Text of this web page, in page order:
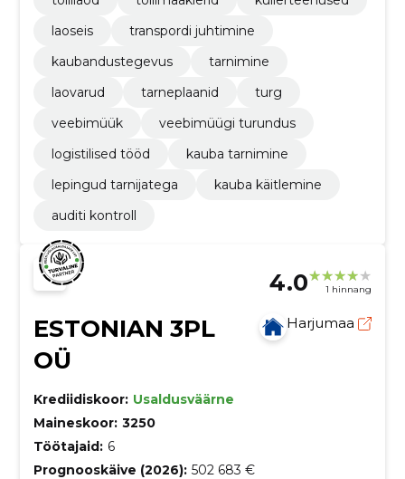
laoseis
transpordi juhtimine
kaubandustegevus
tarnimine
laovarud
tarneplaanid
turg
veebimüük
veebimüügi turundus
logistilised tööd
kauba tarnimine
lepingud tarnijatega
kauba käitlemine
auditi kontroll
4.0 1 hinnang
ESTONIAN 3PL
OÜ
Harjumaa
Krediidiskoor: Usaldusväärne
Maineskoor: 3250
Töötajaid: 6
Prognooskäive (2026): 502 683 €